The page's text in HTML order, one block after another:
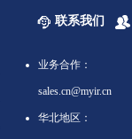
联系我们
业务合作：
sales.cn@myir.cn
华北地区：